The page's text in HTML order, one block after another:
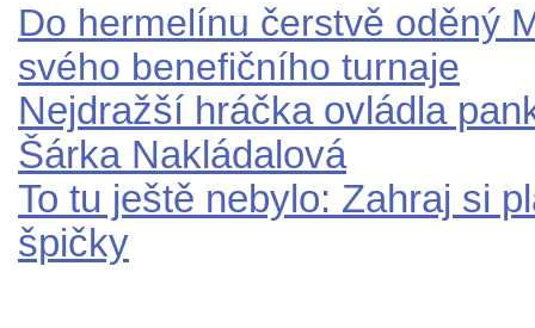
Do hermelínu čerstvě oděný
svého benefičního turnaje
Nejdražší hráčka ovládla
Šárka Nakládalová
To tu ještě nebylo: Zahraj si
špičky